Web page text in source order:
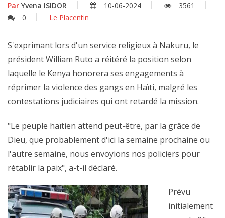
Par Yvena ISIDOR 10-06-2024
3561
0
Le Placentin
S'exprimant lors d'un service religieux à Nakuru, le
président William Ruto a réitéré la position selon
laquelle le Kenya honorera ses engagements à
réprimer la violence des gangs en Haïti, malgré les
contestations judiciaires qui ont retardé la mission.
"Le peuple haïtien attend peut-être, par la grâce de
Dieu, que probablement d'ici la semaine prochaine ou
l'autre semaine, nous envoyions nos policiers pour
rétablir la paix", a-t-il déclaré.
Prévu
initialement